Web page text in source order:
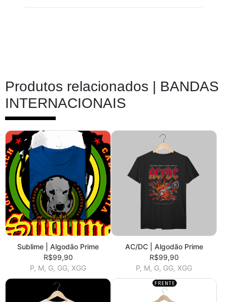
Produtos relacionados | BANDAS
INTERNACIONAIS
Sublime | Algodão Prime
R$99,90
P, M, G, GG, XGG
AC/DC | Algodão Prime
R$99,90
P, M, G, GG, XGG